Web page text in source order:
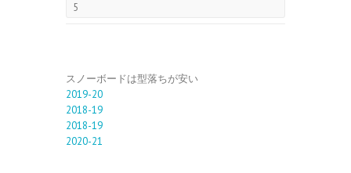
5
スノーボードは型落ちが安い
2019-20
2018-19
2018-19
2020-21